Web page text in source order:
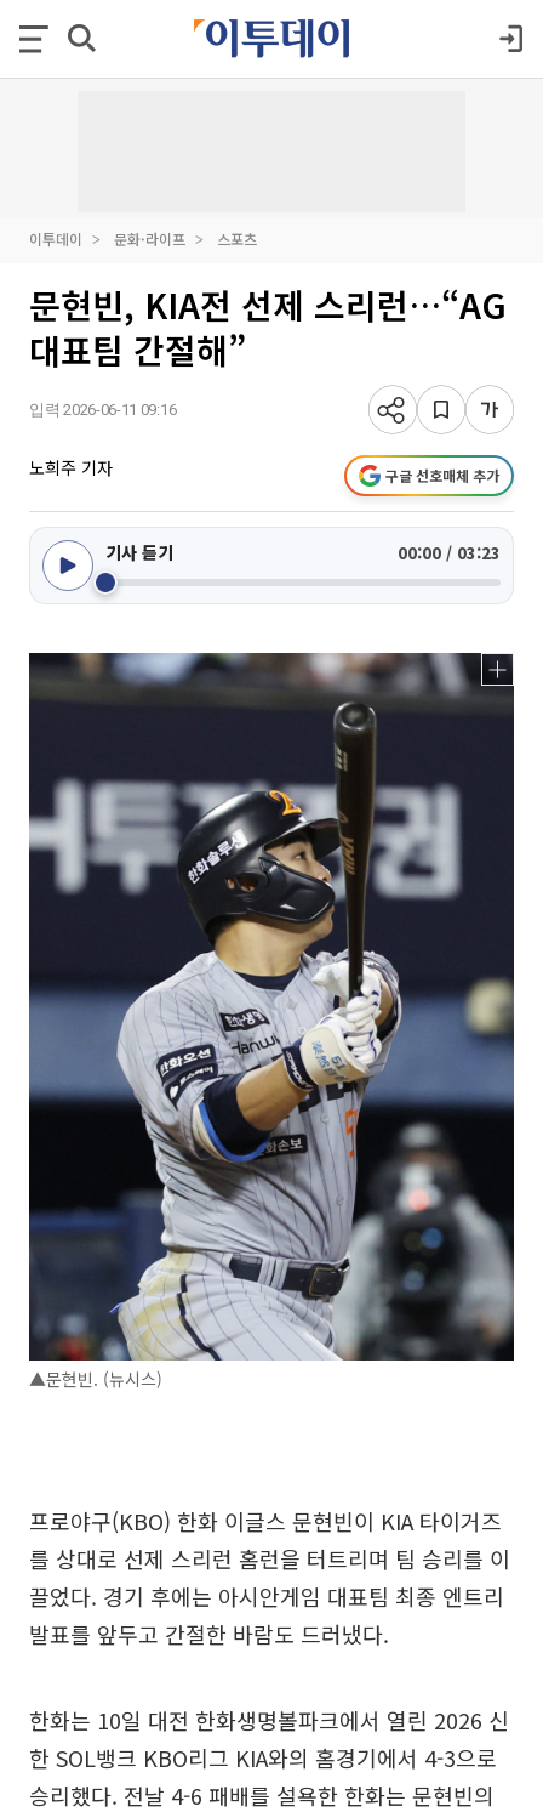
이투데이 문화·라이프 스포츠
문현빈, KIA전 선제 스리런…“AG
대표팀 간절해”
입력 2026-06-11 09:16
노희주 기자 구글 선호매체 추가
기사 듣기 00:00 / 03:23
▲문현빈. (뉴시스)
프로야구(KBO) 한화 이글스 문현빈이 KIA 타이거즈
를 상대로 선제 스리런 홈런을 터트리며 팀 승리를 이
끌었다. 경기 후에는 아시안게임 대표팀 최종 엔트리
발표를 앞두고 간절한 바람도 드러냈다.
한화는 10일 대전 한화생명볼파크에서 열린 2026 신
한 SOL뱅크 KBO리그 KIA와의 홈경기에서 4-3으로
승리했다. 전날 4-6 패배를 설욕한 한화는 문현빈의